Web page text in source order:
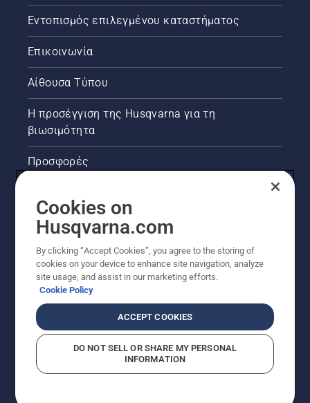
Εντοπισμός επιλεγμένου καταστήματος
Επικοινωνία
Αίθουσα Τύπου
Η προσέγγιση της Husqvarna για τη
βιωσιμότητα
Προσφορές
Άλλοι ιστότοποι Husqvarna
© Husqvarna AB (δημοσ.) Με την επιφύλαξη παντός
Cookies on
Husqvarna.com
By clicking “Accept Cookies”, you agree to the storing of
cookies on your device to enhance site navigation, analyze
site usage, and assist in our marketing efforts.
Cookie Policy
ACCEPT COOKIES
DO NOT SELL OR SHARE MY PERSONAL
INFORMATION